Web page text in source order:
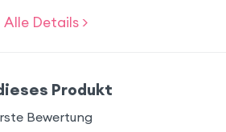
Alle Details >
Produkt
Bewertung